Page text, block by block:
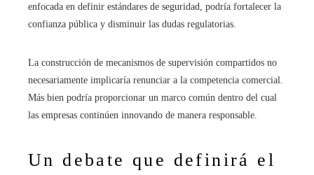
enfocada en definir estándares de seguridad, podría fortalecer la
confianza pública y disminuir las dudas regulatorias.
La construcción de mecanismos de supervisión compartidos no
necesariamente implicaría renunciar a la competencia comercial.
Más bien podría proporcionar un marco común dentro del cual
las empresas continúen innovando de manera responsable.
Un debate que definirá el